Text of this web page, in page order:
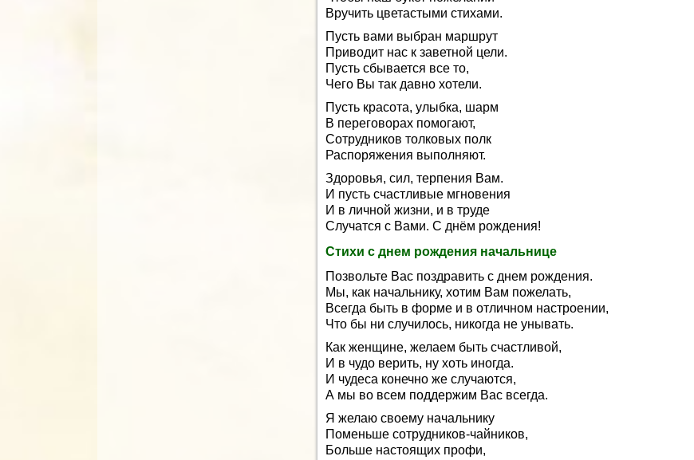
Вручить цветастыми стихами.
Пусть вами выбран маршрут
Приводит нас к заветной цели.
Пусть сбывается все то,
Чего Вы так давно хотели.
Пусть красота, улыбка, шарм
В переговорах помогают,
Сотрудников толковых полк
Распоряжения выполняют.
Здоровья, сил, терпения Вам.
И пусть счастливые мгновения
И в личной жизни, и в труде
Случатся с Вами. С днём рождения!
Стихи с днем рождения начальнице
Позвольте Вас поздравить с днем рождения.
Мы, как начальнику, хотим Вам пожелать,
Всегда быть в форме и в отличном настроении,
Что бы ни случилось, никогда не унывать.
Как женщине, желаем быть счастливой,
И в чудо верить, ну хоть иногда.
И чудеса конечно же случаются,
А мы во всем поддержим Вас всегда.
Я желаю своему начальнику
Поменьше сотрудников-чайников,
Больше настоящих профи,